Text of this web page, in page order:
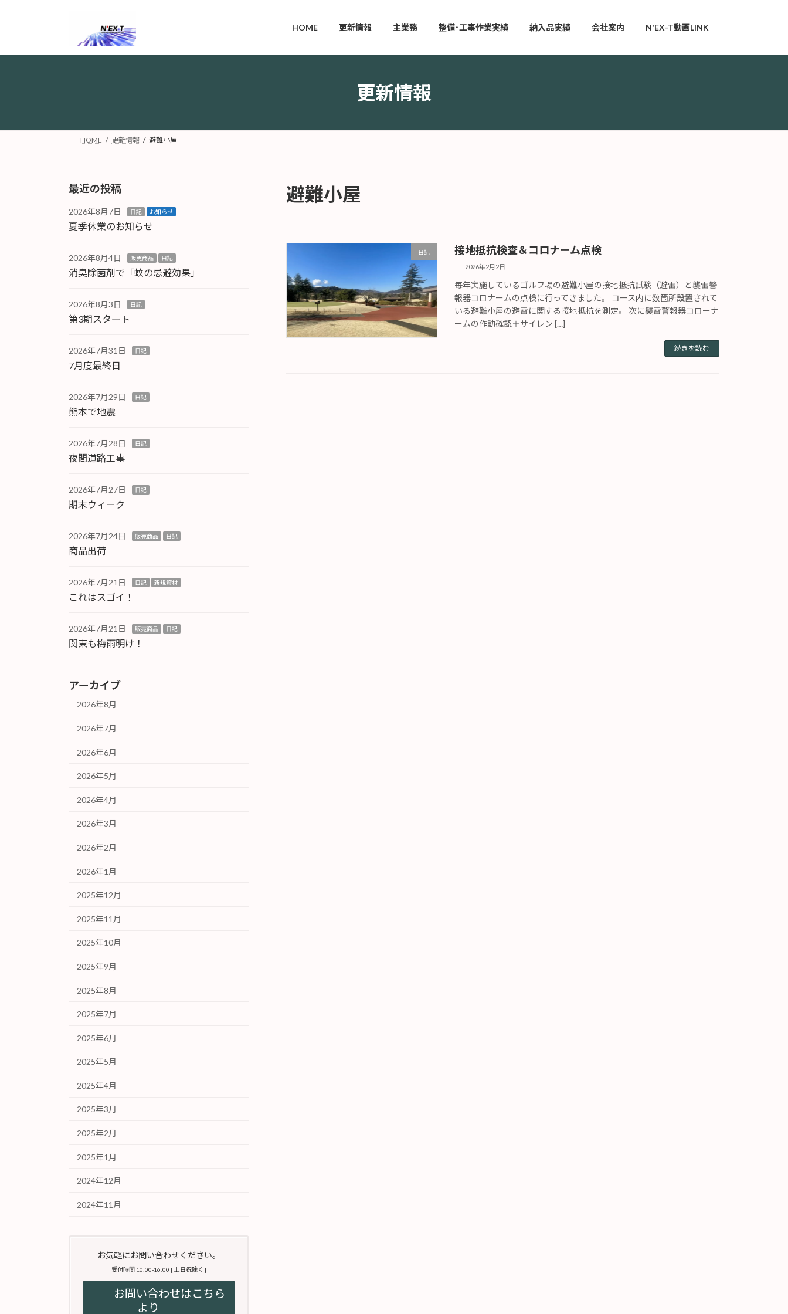
プ
動
HOME 更新情報 主業務 整備･工事作業実績 納入品実績 会社案内 N'EX-T動画LINK
更新情報
HOME 更新情報 避難小屋
避難小屋
日記 接地抵抗検査＆コロナーム点検
2026年2月2日
毎年実施しているゴルフ場の避難小屋の接地抵抗試験（避雷）と襲雷警
報器コロナームの点検に行ってきました。 コース内に数箇所設置されて
いる避難小屋の避雷に関する接地抵抗を測定。 次に襲雷警報器コローナ
ームの作動確認＋サイレン […]
続きを読む
最近の投稿
2026年8月7日 日記 お知らせ
夏季休業のお知らせ
2026年8月4日 販売商品 日記
消臭除菌剤で「蚊の忌避効果」
2026年8月3日 日記
第3期スタート
2026年7月31日 日記
7月度最終日
2026年7月29日 日記
熊本で地震
2026年7月28日 日記
夜間道路工事
2026年7月27日 日記
期末ウィーク
2026年7月24日 販売商品 日記
商品出荷
2026年7月21日 日記 新規資材
これはスゴイ！
2026年7月21日 販売商品 日記
関東も梅雨明け！
アーカイブ
2026年8月
2026年7月
2026年6月
2026年5月
2026年4月
2026年3月
2026年2月
2026年1月
2025年12月
2025年11月
2025年10月
2025年9月
2025年8月
2025年7月
2025年6月
2025年5月
2025年4月
2025年3月
2025年2月
2025年1月
2024年12月
2024年11月
お気軽にお問い合わせください。
受付時間 10:00-16:00 [ 土日祝除く ]
お問い合わせはこちら
より